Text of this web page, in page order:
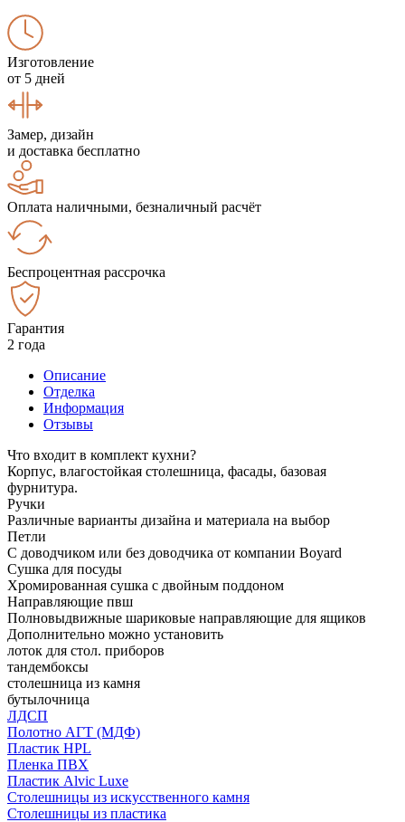
Изготовление
от 5 дней
Замер, дизайн
и доставка бесплатно
Оплата наличными, безналичный расчёт
Беспроцентная рассрочка
Гарантия
2 года
Описание
Отделка
Информация
Отзывы
Что входит в комплект кухни?
Корпус, влагостойкая столешница, фасады, базовая
фурнитура.
Ручки
Различные варианты дизайна и материала на выбор
Петли
С доводчиком или без доводчика от компании Boyard
Сушка для посуды
Хромированная сушка с двойным поддоном
Направляющие пвш
Полновыдвижные шариковые направляющие для ящиков
Дополнительно можно установить
лоток для стол. приборов
тандембоксы
столешница из камня
бутылочница
ЛДСП
Полотно АГТ (МДФ)
Пластик HPL
Пленка ПВХ
Пластик Alvic Luxe
Столешницы из искусственного камня
Столешницы из пластика